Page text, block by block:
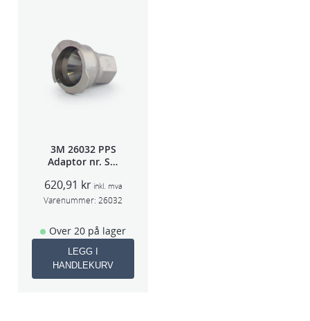
3M 26032 PPS
Adaptor nr. S-2
SPG500)
620,91 kr inkl. mva
Varenummer: 26032
Over 20 på lager
LEGG I
HANDLEKURV